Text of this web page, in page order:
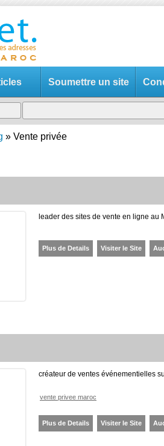
Soumettre un site
» Vente privée
leader des sites de vente en ligne au
Plus de Details Visiter le Site
créateur de ventes événementielles
vente privee maroc
Plus de Details Visiter le Site